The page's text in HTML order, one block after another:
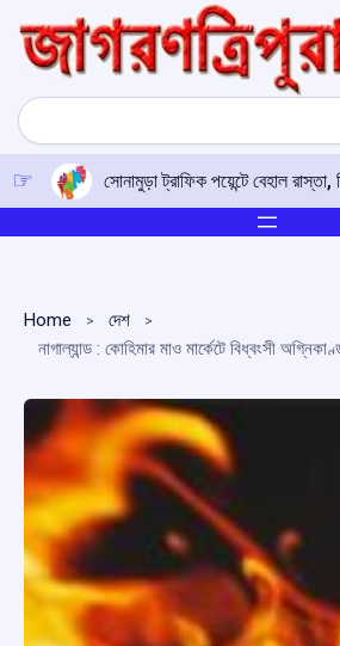
content
Search
সোনামুড়া ট্রাফিক পয়েন্টে বেহাল
Home
দেশ